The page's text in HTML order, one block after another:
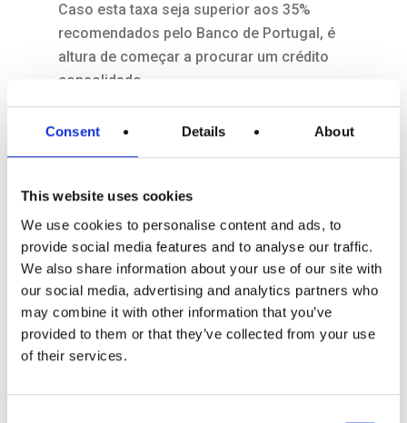
Consent Details About
This website uses cookies
We use cookies to personalise content and ads, to
provide social media features and to analyse our traffic.
We also share information about your use of our site with
our social media, advertising and analytics partners who
may combine it with other information that you’ve
provided to them or that they’ve collected from your use
of their services.
Caso esta taxa seja superior aos 35%
recomendados pelo Banco de Portugal, é
altura de começar a procurar um crédito
consolidado.
O que é e como
Como já sublinhamos, o crédito
consolidado é uma solução de crédito cuja
finalidade passa por baixar a sua taxa de
esforço e proporcionar-lhe uma gestão
mais simples dos seus créditos ao
consumo.
consolidado, é necessário que tenha dois
ou mais créditos em seu nome e ainda não